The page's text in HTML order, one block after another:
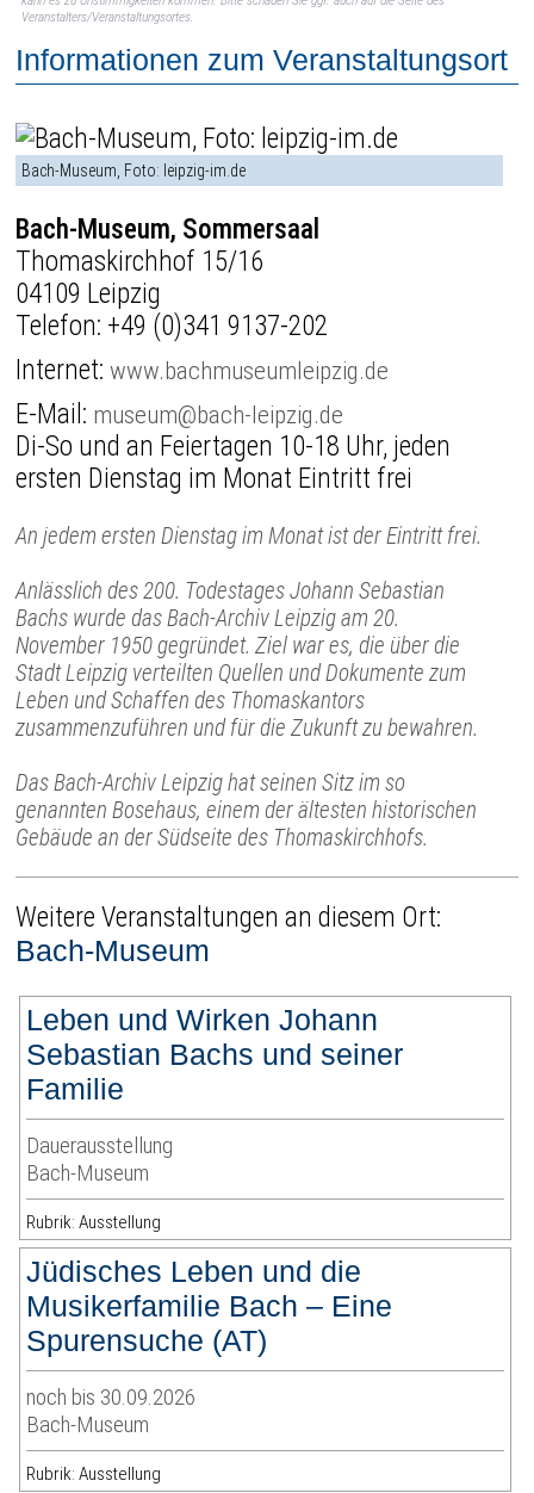
Veranstalters/Veranstaltungsortes.
Informationen zum Veranstaltungsort
Bach-Museum, Foto: leipzig-im.de
Bach-Museum, Sommersaal
Thomaskirchhof 15/16
04109 Leipzig
Telefon: +49 (0)341 9137-202
Internet:www.bachmuseumleipzig.de
E-Mail: museum@bach-leipzig.de
Di-So und an Feiertagen 10-18 Uhr, jeden
ersten Dienstag im Monat Eintritt frei
An jedem ersten Dienstag im Monat ist der Eintritt frei.
Anlässlich des 200. Todestages Johann Sebastian
Bachs wurde das Bach-Archiv Leipzig am 20.
November 1950 gegründet. Ziel war es, die über die
Stadt Leipzig verteilten Quellen und Dokumente zum
Leben und Schaffen des Thomaskantors
zusammenzuführen und für die Zukunft zu bewahren.
Das Bach-Archiv Leipzig hat seinen Sitz im so
genannten Bosehaus, einem der ältesten historischen
Gebäude an der Südseite des Thomaskirchhofs.
Weitere Veranstaltungen an diesem Ort:
Bach-Museum
Leben und Wirken Johann
Sebastian Bachs und seiner
Familie
Dauerausstellung
Bach-Museum
Rubrik: Ausstellung
Jüdisches Leben und die
Musikerfamilie Bach – Eine
Spurensuche (AT)
noch bis 30.09.2026
Bach-Museum
Rubrik: Ausstellung